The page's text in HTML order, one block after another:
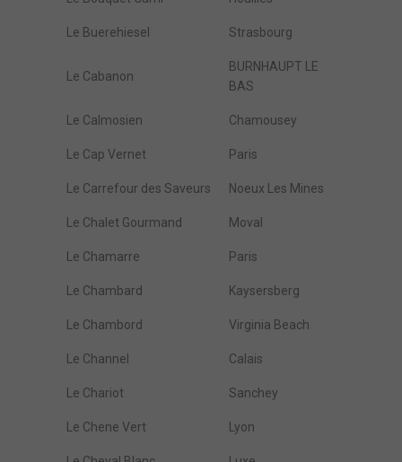
Le Buerehiesel Strasbourg
Le Cabanon
BURNHAUPT LE
BAS
Le Calmosien Chamousey
Le Cap Vernet Paris
Le Carrefour des Saveurs Noeux Les Mines
Le Chalet Gourmand Moval
Le Chamarre Paris
Le Chambard Kaysersberg
Le Chambord Virginia Beach
Le Channel Calais
Le Chariot Sanchey
Le Chene Vert Lyon